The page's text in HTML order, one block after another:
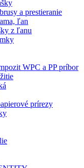
a prestieranie
ľan
z ľanu
WPC a PP príbor
prírezy